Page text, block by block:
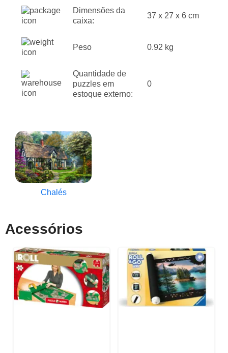
Dimensões da
caixa:
37 x 27 x 6 cm
Peso 0.92 kg
Quantidade de
puzzles em
estoque externo:
0
Chalés
Acessórios